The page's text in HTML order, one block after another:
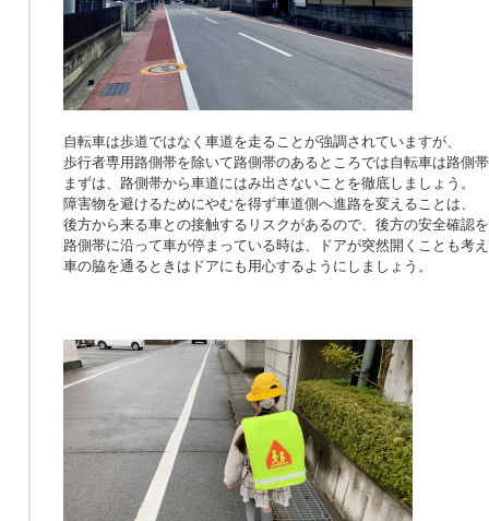
自転車は歩道ではなく車道を走ることが強調されていますが、
歩行者専用路側帯を除いて路側帯のあるところでは自転車は路側
まずは、路側帯から車道にはみ出さないことを徹底しましょう。
障害物を避けるためにやむを得ず車道側へ進路を変えることは、
後方から来る車との接触するリスクがあるので、後方の安全確認
路側帯に沿って車が停まっている時は、ドアが突然開くことも考
車の脇を通るときはドアにも用心するようにしましょう。